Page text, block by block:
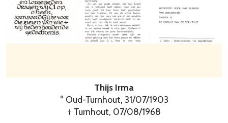
Thijs Irma
° Oud-Turnhout, 31/07/1903
† Turnhout, 07/08/1968